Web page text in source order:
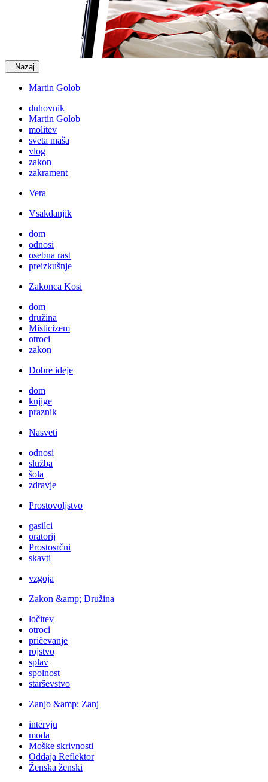
Nazaj
Martin Golob
duhovnik
Martin Golob
molitev
sveta maša
vlog
zakon
zakrament
Vera
Vsakdanjik
dom
odnosi
osebna rast
preizkušnje
Zakonca Kosi
dom
družina
Misticizem
otroci
zakon
Dobre ideje
dom
knjige
praznik
Nasveti
odnosi
služba
šola
zdravje
Prostovoljstvo
gasilci
oratorij
Prostosrčni
skavti
vzgoja
Zakon &amp; Družina
ločitev
otroci
pričevanje
rojstvo
splav
spolnost
starševstvo
Zanjo &amp; Zanj
intervju
moda
Moške skrivnosti
Oddaja Reflektor
Ženska ženski